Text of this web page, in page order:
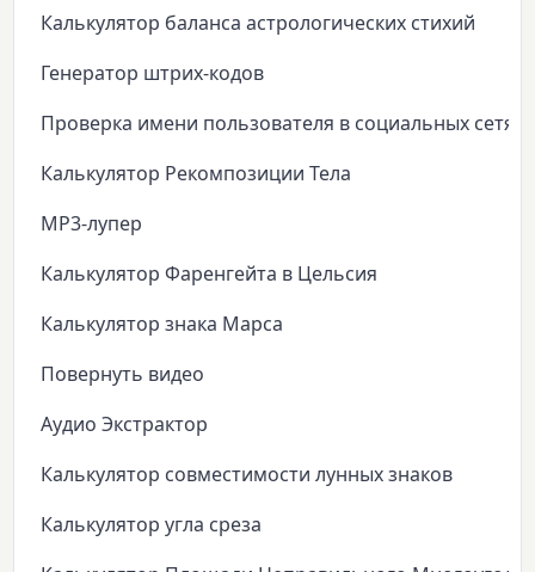
Калькулятор баланса астрологических стихий
Генератор штрих-кодов
Проверка имени пользователя в социальных сетях
Калькулятор Рекомпозиции Тела
MP3-лупер
Калькулятор Фаренгейта в Цельсия
Калькулятор знака Марса
Повернуть видео
Аудио Экстрактор
Калькулятор совместимости лунных знаков
Калькулятор угла среза